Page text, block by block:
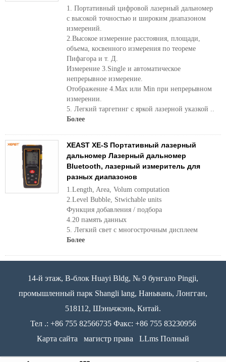
1. Портативный цифровой лазерный дальномер
с высокой точностью и широким диапазоном
измерений.
2.Высокое измерение расстояния, площади,
объема, косвенного измерения по теореме
Пифагора и т. Д.
Измерение 3.Single и автоматическое
непрерывное измерение.
Отображение 4.Max или Min при непрерывном
измерении.
5. Легкий таргетинг с яркой лазерной указкой ..
Более
XEAST XE-S Портативный лазерный
дальномер Лазерный дальномер
Bluetooth, лазерный измеритель для
разных диапазонов
1.Length, Area, Volum computation
2.Level Bubble, Stwichable units
Функция добавления / подбора
4.20 память данных
5. Легкий свет с многострочным дисплеем
Более
14-й этаж, B-блок Huayi Bldg, № 9 бунгало Pingji,
промышленный парк Shangli lang, Наньвань, Лонгган,
518112, Шэньчжэнь, Китай.
Тел .: +86 755 82566735 Факс: +86 755 83230956
Карта сайта
магистр права LLms Полный